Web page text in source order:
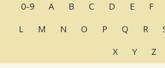
0-9 A B C D E F
L
M N O P Q R
X
Y Z